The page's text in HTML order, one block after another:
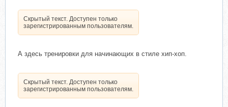
Скрытый текст. Доступен только
зарегистрированным пользователям.
А здесь тренировки для начинающих в стиле хип-хоп.
Скрытый текст. Доступен только
зарегистрированным пользователям.